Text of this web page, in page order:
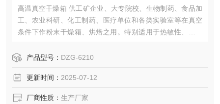
高温真空干燥箱 供工矿企业、大专院校、生物制药、食品加
工、农业科研、化工制药、医疗单位和各类实验室等在真空
条件下作粉末干燥箱、烘焙之用。特别适用于热敏性、易分
产品型号： DZG-6210
更新时间： 2025-07-12
厂商性质： 生产厂家